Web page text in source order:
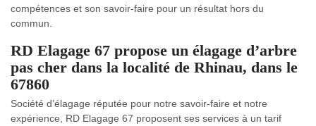
compétences et son savoir-faire pour un résultat hors du
commun.
RD Elagage 67 propose un élagage d’arbre
pas cher dans la localité de Rhinau, dans le
67860
Société d’élagage réputée pour notre savoir-faire et notre
expérience, RD Elagage 67 proposent ses services à un tarif